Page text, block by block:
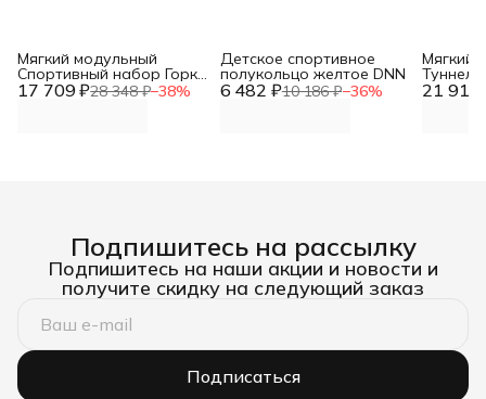
17 709 ₽28 348 ₽−38%
Мягкий модульный
Спортивный набор Горка
+куб+ ступень с 6 482 ₽10 186 ₽−36%
Детское спортивное
полукольцо желтое DNN
21 918
Мягкий
секции)
Подпишитесь на рассылку
Подпишитесь на наши акции и новости и
получите скидку на следующий заказ
Подписаться